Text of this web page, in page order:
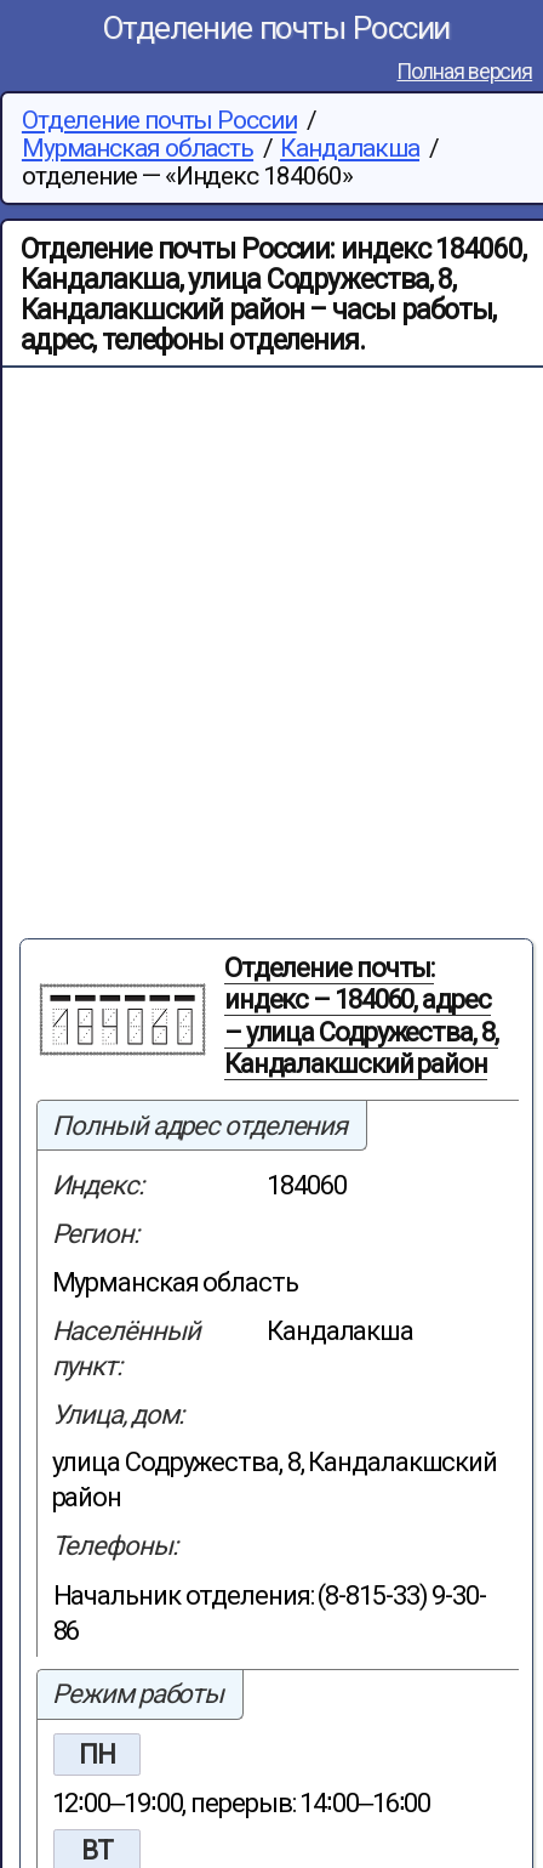
Отделение почты России
Полная версия
Отделение почты России /
Мурманская область / Кандалакша /
отделение — «Индекс 184060»
Отделение почты России: индекс 184060,
Кандалакша, улица Содружества, 8,
Кандалакшский район – часы работы,
адрес, телефоны отделения.
Отделение почты:
индекс – 184060, адрес
– улица Содружества, 8,
Кандалакшский район
Полный адрес отделения
Индекс:
184060
Регион:
Мурманская область
Населённый
пункт:
Кандалакша
Улица, дом:
улица Содружества, 8, Кандалакшский
район
Телефоны:
Начальник отделения: (8-815-33) 9-30-
86
Режим работы
ПН
12∶00‒19∶00, перерыв: 14∶00‒16∶00
ВТ